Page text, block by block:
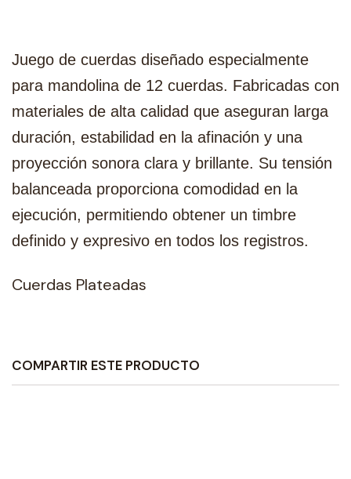
Juego de cuerdas diseñado especialmente
para mandolina de 12 cuerdas. Fabricadas con
materiales de alta calidad que aseguran larga
duración, estabilidad en la afinación y una
proyección sonora clara y brillante. Su tensión
balanceada proporciona comodidad en la
ejecución, permitiendo obtener un timbre
definido y expresivo en todos los registros.
Cuerdas Plateadas
COMPARTIR ESTE PRODUCTO